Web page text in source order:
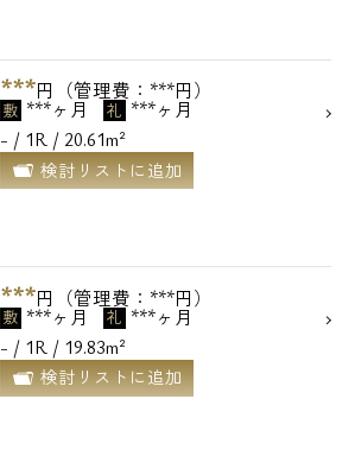
***円（管理費：***円）
敷 ***ヶ月 礼 ***ヶ月
- / 1R / 20.61m²
検討リストに追加
***円（管理費：***円）
敷 ***ヶ月 礼 ***ヶ月
- / 1R / 19.83m²
検討リストに追加